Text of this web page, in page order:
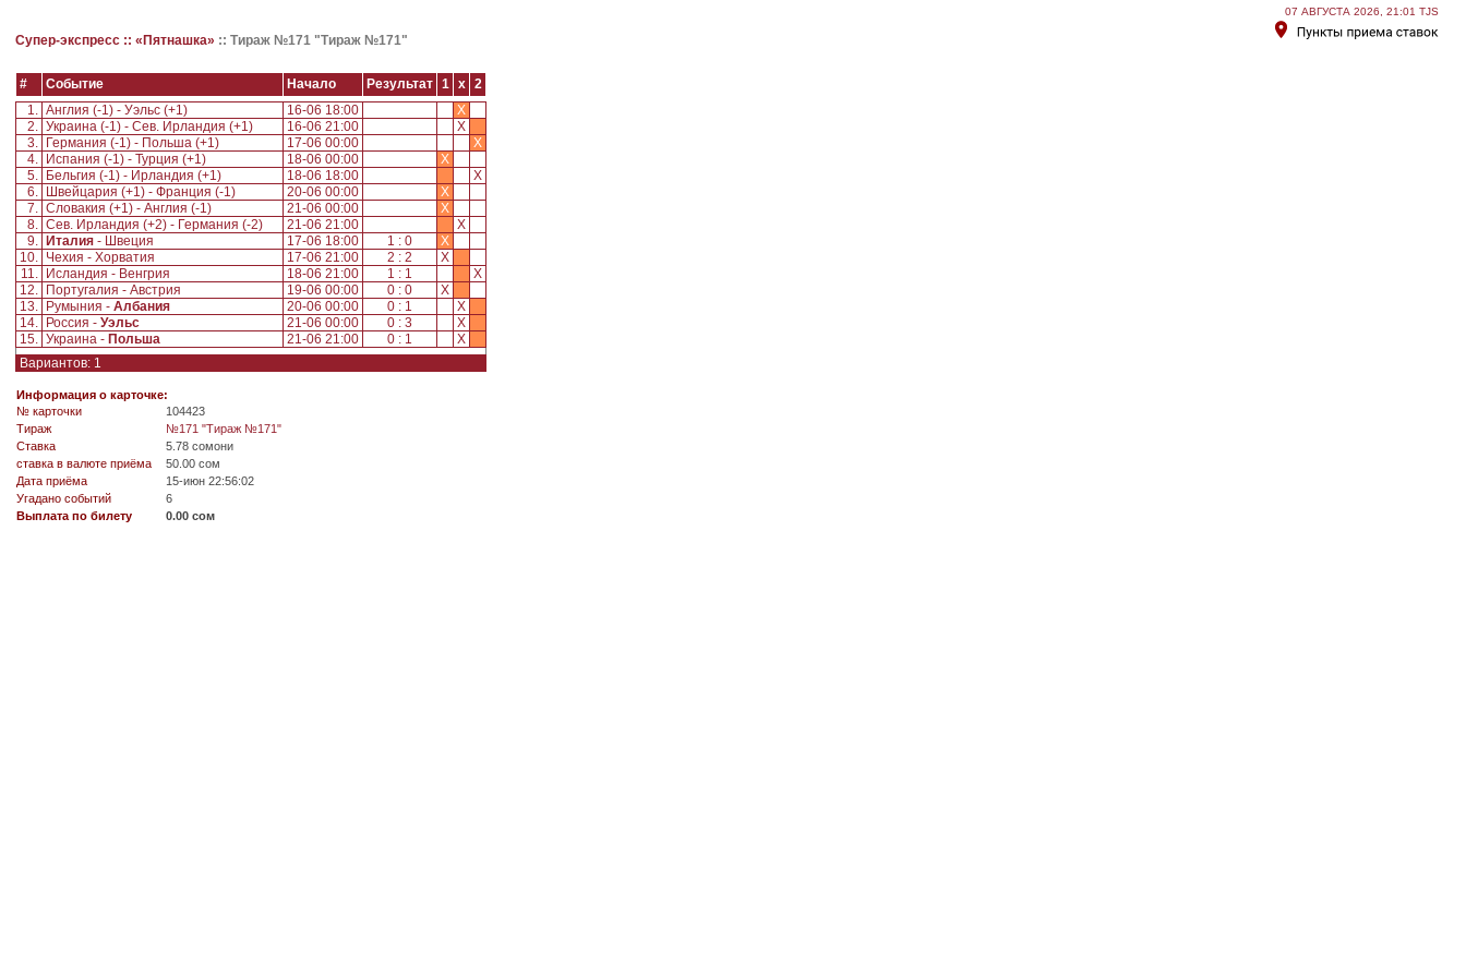
07 АВГУСТА 2026, 21:01 TJS
Супер-экспресс :: «Пятнашка» :: Тираж №171 "Тираж №171"
# Событие Начало Результат 1 x
2
1. Англия (-1) - Уэльс (+1) 16-06 18:00
X
2. Украина (-1) - Сев. Ирландия (+1) 16-06 21:00
X
3.
Германия (-1) - Польша (+1) 17-06 00:00
X
4.
Испания (-1) - Турция (+1) 18-06 00:00
X
5.
Бельгия (-1) - Ирландия (+1) 18-06 18:00
X
6.
Швейцария (+1) - Франция (-1) 20-06 00:00
X
7. Словакия (+1) - Англия (-1) 21-06 00:00
X
8. Сев. Ирландия (+2) - Германия (-2) 21-06 21:00
X
9.
Италия - Швеция 17-06 18:00 1 : 0
X
10. Чехия - Хорватия 17-06 21:00 2 : 2
X
11.
Исландия - Венгрия 18-06 21:00 1 : 1
X
12.
Португалия - Австрия 19-06 00:00 0 : 0
X
13.
Румыния - Албания 20-06 00:00 0 : 1
X
14.
Россия - Уэльс 21-06 00:00 0 : 3
X
15. Украина - Польша 21-06 21:00 0 : 1
X
Вариантов: 1
Информация о карточке:
№ карточки
104423
Tираж
№171 "Тираж №171"
Ставка
5.78 сомони
ставка в валюте приёма
50.00 сом
Дата приёма
15-июн 22:56:02
Угадано событий
6
Выплата по билету
0.00 сом